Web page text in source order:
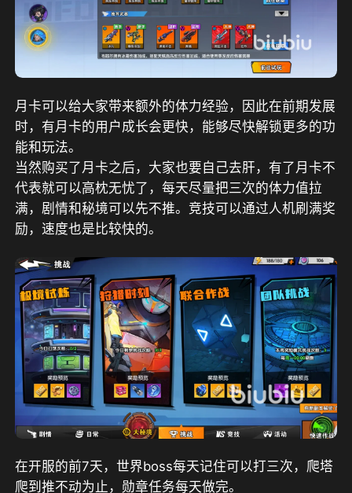
月卡可以给大家带来额外的体力经验，因此在前期发展
时，有月卡的用户成长会更快，能够尽快解锁更多的功
能和玩法。
当然购买了月卡之后，大家也要自己去肝，有了月卡不
代表就可以高枕无忧了，每天尽量把三次的体力值拉
满，剧情和秘境可以先不推。竞技可以通过人机刷满奖
励，速度也是比较快的。
在开服的前7天，世界boss每天记住可以打三次，爬塔
爬到推不动为止，勋章任务每天做完。